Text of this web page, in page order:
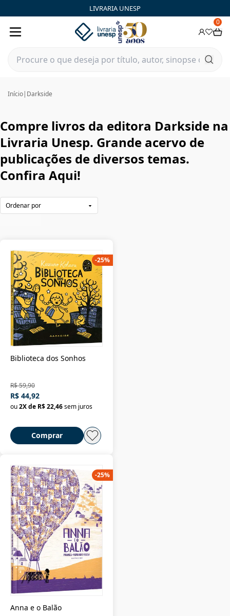
LIVRARIA UNESP
0
Início| Darkside
Compre livros da editora Darkside na
Livraria Unesp. Grande acervo de
publicações de diversos temas.
Confira Aqui!
Biblioteca dos Sonhos
R$ 59,90
R$ 44,92
ou2X de R$ 22,46sem juros
Comprar
-25%
Anna e o Balão
-25%
Darkside|Livraria Unesp | FastStore PLP